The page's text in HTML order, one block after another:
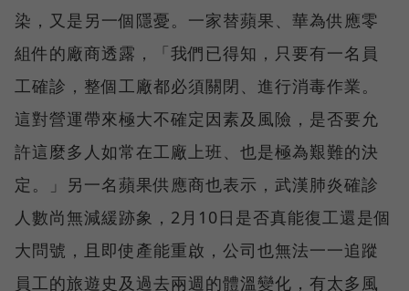
染，又是另一個隱憂。一家替蘋果、華為供應零
組件的廠商透露，「我們已得知，只要有一名員
工確診，整個工廠都必須關閉、進行消毒作業。
這對營運帶來極大不確定因素及風險，是否要允
許這麼多人如常在工廠上班、也是極為艱難的決
定。」另一名蘋果供應商也表示，武漢肺炎確診
人數尚無減緩跡象，2月10日是否真能復工還是個
大問號，且即使產能重啟，公司也無法一一追蹤
員工的旅遊史及過去兩週的體溫變化，有太多風